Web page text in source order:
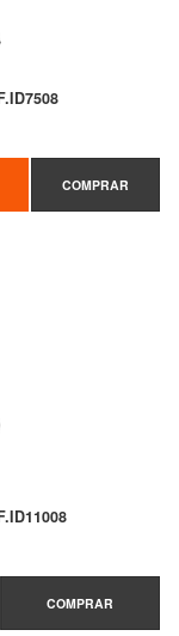
COMPRAR
COMPRAR